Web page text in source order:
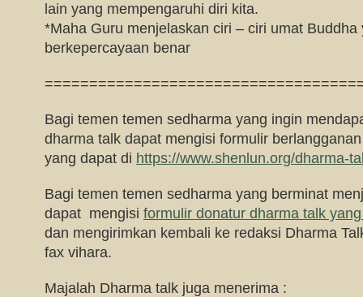
lain yang mempengaruhi diri kita.
*Maha Guru menjelaskan ciri – ciri umat
berkepercayaan benar
Bagi temen temen sedharma yang ingin
dharma talk dapat mengisi formulir
yang dapat di https://www.shenlun.org/dharma-
Bagi temen temen sedharma yang berminat
dapat mengisi formulir donatur dharma talk
dan mengirimkan kembali ke redaksi Dharma
fax vihara.
Majalah Dharma talk juga menerima :